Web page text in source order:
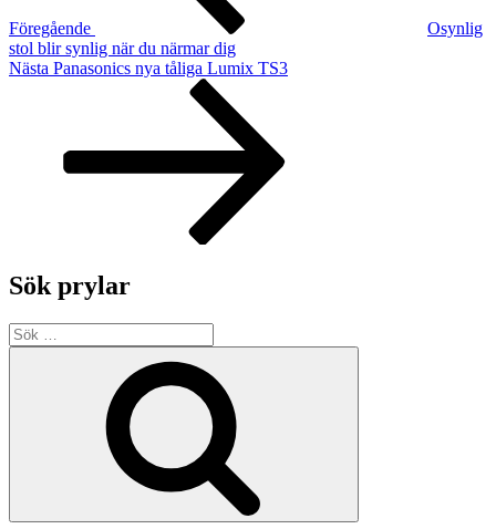
Föregående
Osynlig
stol blir synlig när du närmar dig
Nästa
Nästa Panasonics nya tåliga Lumix TS3
Sök prylar
Sök
efter: